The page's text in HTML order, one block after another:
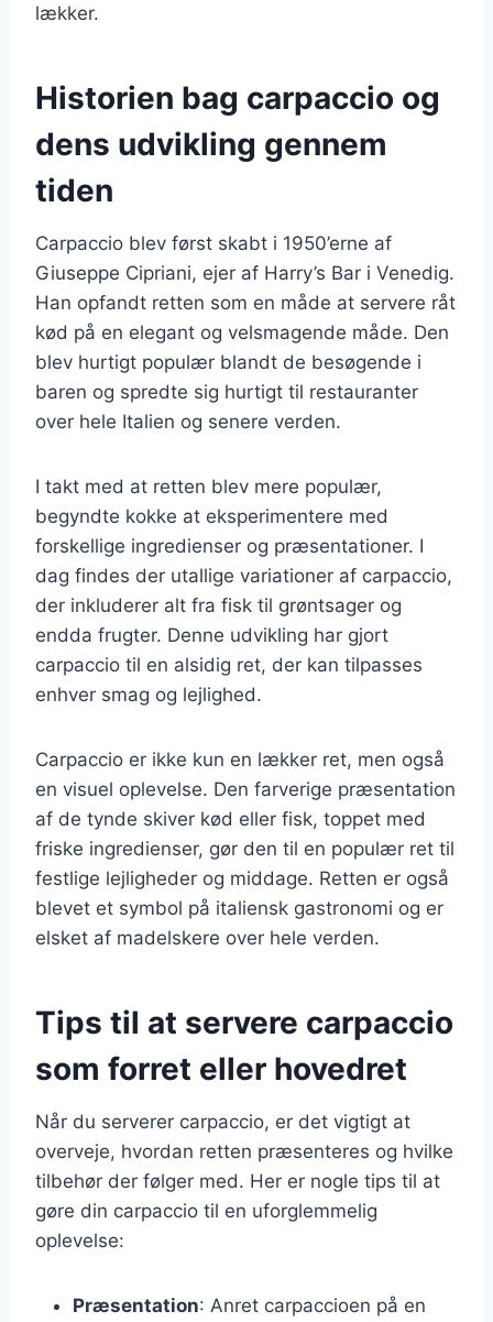
lækker.
Historien bag carpaccio og
dens udvikling gennem
tiden
Carpaccio blev først skabt i 1950’erne af
Giuseppe Cipriani, ejer af Harry’s Bar i Venedig.
Han opfandt retten som en måde at servere råt
kød på en elegant og velsmagende måde. Den
blev hurtigt populær blandt de besøgende i
baren og spredte sig hurtigt til restauranter
over hele Italien og senere verden.
I takt med at retten blev mere populær,
begyndte kokke at eksperimentere med
forskellige ingredienser og præsentationer. I
dag findes der utallige variationer af carpaccio,
der inkluderer alt fra fisk til grøntsager og
endda frugter. Denne udvikling har gjort
carpaccio til en alsidig ret, der kan tilpasses
enhver smag og lejlighed.
Carpaccio er ikke kun en lækker ret, men også
en visuel oplevelse. Den farverige præsentation
af de tynde skiver kød eller fisk, toppet med
friske ingredienser, gør den til en populær ret til
festlige lejligheder og middage. Retten er også
blevet et symbol på italiensk gastronomi og er
elsket af madelskere over hele verden.
Tips til at servere carpaccio
som forret eller hovedret
Når du serverer carpaccio, er det vigtigt at
overveje, hvordan retten præsenteres og hvilke
tilbehør der følger med. Her er nogle tips til at
gøre din carpaccio til en uforglemmelig
oplevelse:
Præsentation: Anret carpaccioen på en